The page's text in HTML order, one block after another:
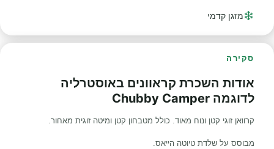
מזגן קדמי
סקירה
אודות השכרת קראוונים באוסטרליה
לדוגמה Chubby Camper
קרוואן זוגי קטן ונוח מאוד. כולל מטבחון קטן ומיטה זוגית מאחור.
מבוסס על שלדת טיוטה הייאס.